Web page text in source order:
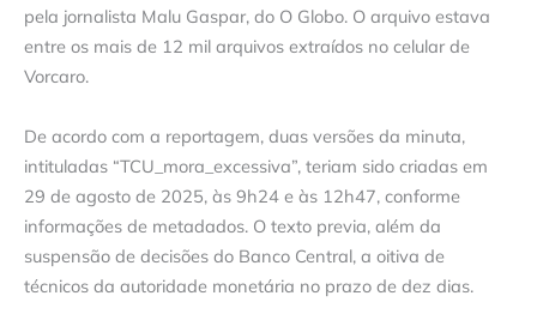
pela jornalista Malu Gaspar, do O Globo. O arquivo estava
entre os mais de 12 mil arquivos extraídos no celular de
Vorcaro.
De acordo com a reportagem, duas versões da minuta,
intituladas “TCU_mora_excessiva”, teriam sido criadas em
29 de agosto de 2025, às 9h24 e às 12h47, conforme
informações de metadados. O texto previa, além da
suspensão de decisões do Banco Central, a oitiva de
técnicos da autoridade monetária no prazo de dez dias.